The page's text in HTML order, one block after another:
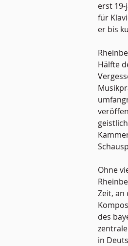
erst
für
er bis
Hälfte
Ohne
Zeit, an
des
in